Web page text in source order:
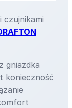
czujnikami
gniazdka
konieczność